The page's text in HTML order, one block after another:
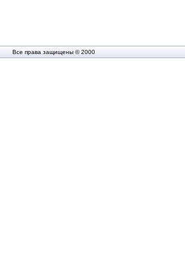
Все права защищены © 2000